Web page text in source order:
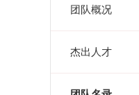
团队概况
杰出人才